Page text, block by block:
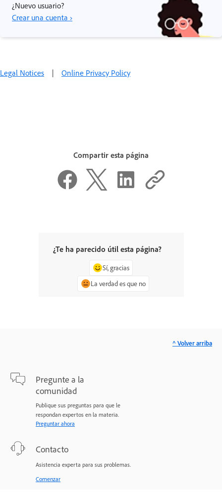
¿Nuevo usuario?
Crear una cuenta ›
Legal Notices | Online Privacy Policy
Compartir esta página
¿Te ha parecido útil esta página?
Sí, gracias
La verdad es que no
Pregunte a la
comunidad
Publique sus preguntas para que le
respondan expertos en la materia.
Preguntar ahora
Contacto
Asistencia experta para sus problemas.
Comenzar
^ Volver arriba